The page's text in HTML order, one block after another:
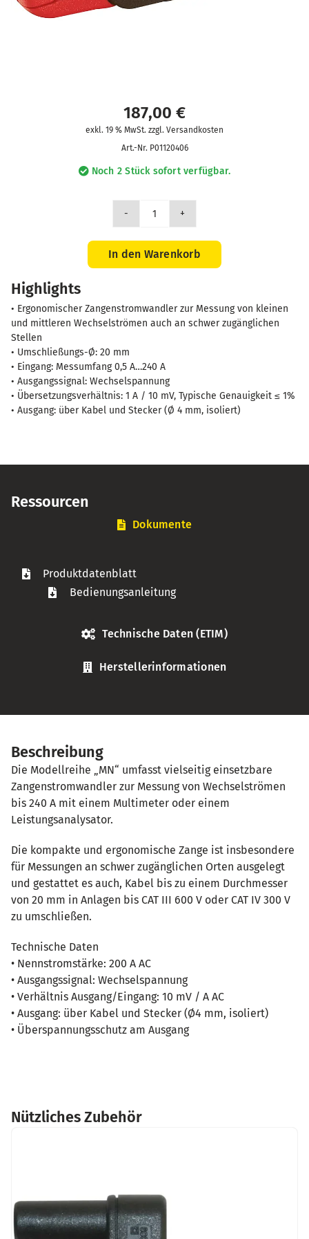
187,00 €
exkl. 19 % MwSt. zzgl. Versandkosten
Art.-Nr. P01120406
Noch 2 Stück sofort verfügbar.
Zange
CV
200/2
In den Warenkorb
Highlights
• Ergonomischer Zangenstromwandler zur Messung von kleinen
und mittleren Wechselströmen auch an schwer zugänglichen
Stellen
• Umschließungs-Ø: 20 mm
• Eingang: Messumfang 0,5 A…240 A
• Ausgangssignal: Wechselspannung
• Übersetzungsverhältnis: 1 A / 10 mV, Typische Genauigkeit ≤ 1%
• Ausgang: über Kabel und Stecker (Ø 4 mm, isoliert)
Ressourcen
Dokumente
Produktdatenblatt
Bedienungsanleitung
Technische Daten (ETIM)
Herstellerinformationen
Beschreibung
Die Modellreihe „MN“ umfasst vielseitig einsetzbare
Zangenstromwandler zur Messung von Wechselströmen
bis 240 A mit einem Multimeter oder einem
Leistungsanalysator.
Die kompakte und ergonomische Zange ist insbesondere
für Messungen an schwer zugänglichen Orten ausgelegt
und gestattet es auch, Kabel bis zu einem Durchmesser
von 20 mm in Anlagen bis CAT III 600 V oder CAT IV 300 V
zu umschließen.
Technische Daten
• Nennstromstärke: 200 A AC
• Ausgangssignal: Wechselspannung
• Verhältnis Ausgang/Eingang: 10 mV / A AC
• Ausgang: über Kabel und Stecker (Ø4 mm, isoliert)
• Überspannungsschutz am Ausgang
Nützliches Zubehör